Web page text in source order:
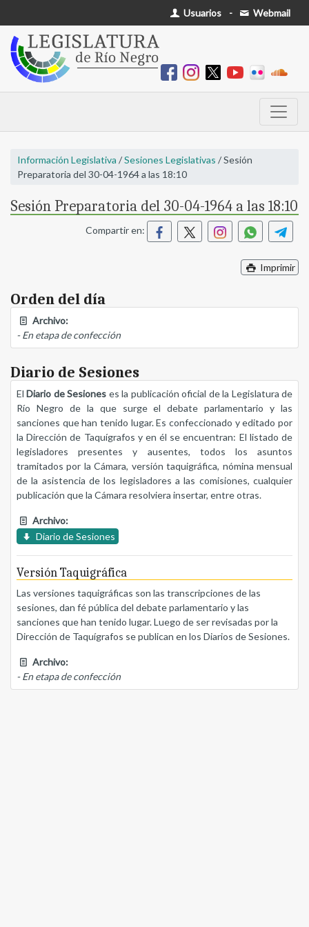
Usuarios - Webmail
Información Legislativa /Sesiones Legislativas / Sesión
Preparatoria del 30-04-1964 a las 18:10
Sesión Preparatoria del 30-04-1964 a las 18:10
Compartir en:
Imprimir
Orden del día
Archivo:
- En etapa de confección
Diario de Sesiones
ElDiario de Sesiones es la publicación oficial de la Legislatura de
Río Negro de la que surge el debate parlamentario y las
sanciones que han tenido lugar. Es confeccionado y editado por
la Dirección de Taquígrafos y en él se encuentran: El listado de
legisladores presentes y ausentes, todos los asuntos
tramitados por la Cámara, versión taquigráfica, nómina mensual
de la asistencia de los legisladores a las comisiones, cualquier
publicación que la Cámara resolviera insertar, entre otras.
Archivo:
Diario de Sesiones
Versión Taquigráfica
Las versiones taquigráficas son las transcripciones de las
sesiones, dan fé pública del debate parlamentario y las
sanciones que han tenido lugar. Luego de ser revisadas por la
Dirección de Taquígrafos se publican en los Diarios de Sesiones.
Archivo:
- En etapa de confección